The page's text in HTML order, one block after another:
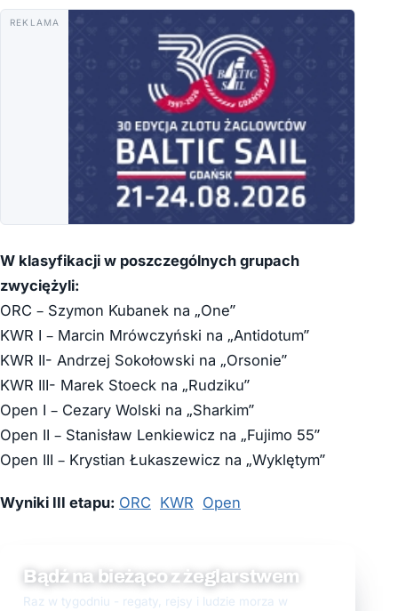
REKLAMA
W klasyfikacji w poszczególnych grupach
zwyciężyli:
ORC – Szymon Kubanek na „One”
KWR I – Marcin Mrówczyński na „Antidotum”
KWR II- Andrzej Sokołowski na „Orsonie”
KWR III- Marek Stoeck na „Rudziku”
Open I – Cezary Wolski na „Sharkim”
Open II – Stanisław Lenkiewicz na „Fujimo 55”
Open III – Krystian Łukaszewicz na „Wyklętym”
Wyniki III etapu: ORC KWR Open
Bądź na bieżąco z żeglarstwem
Raz w tygodniu - regaty, rejsy i ludzie morza w